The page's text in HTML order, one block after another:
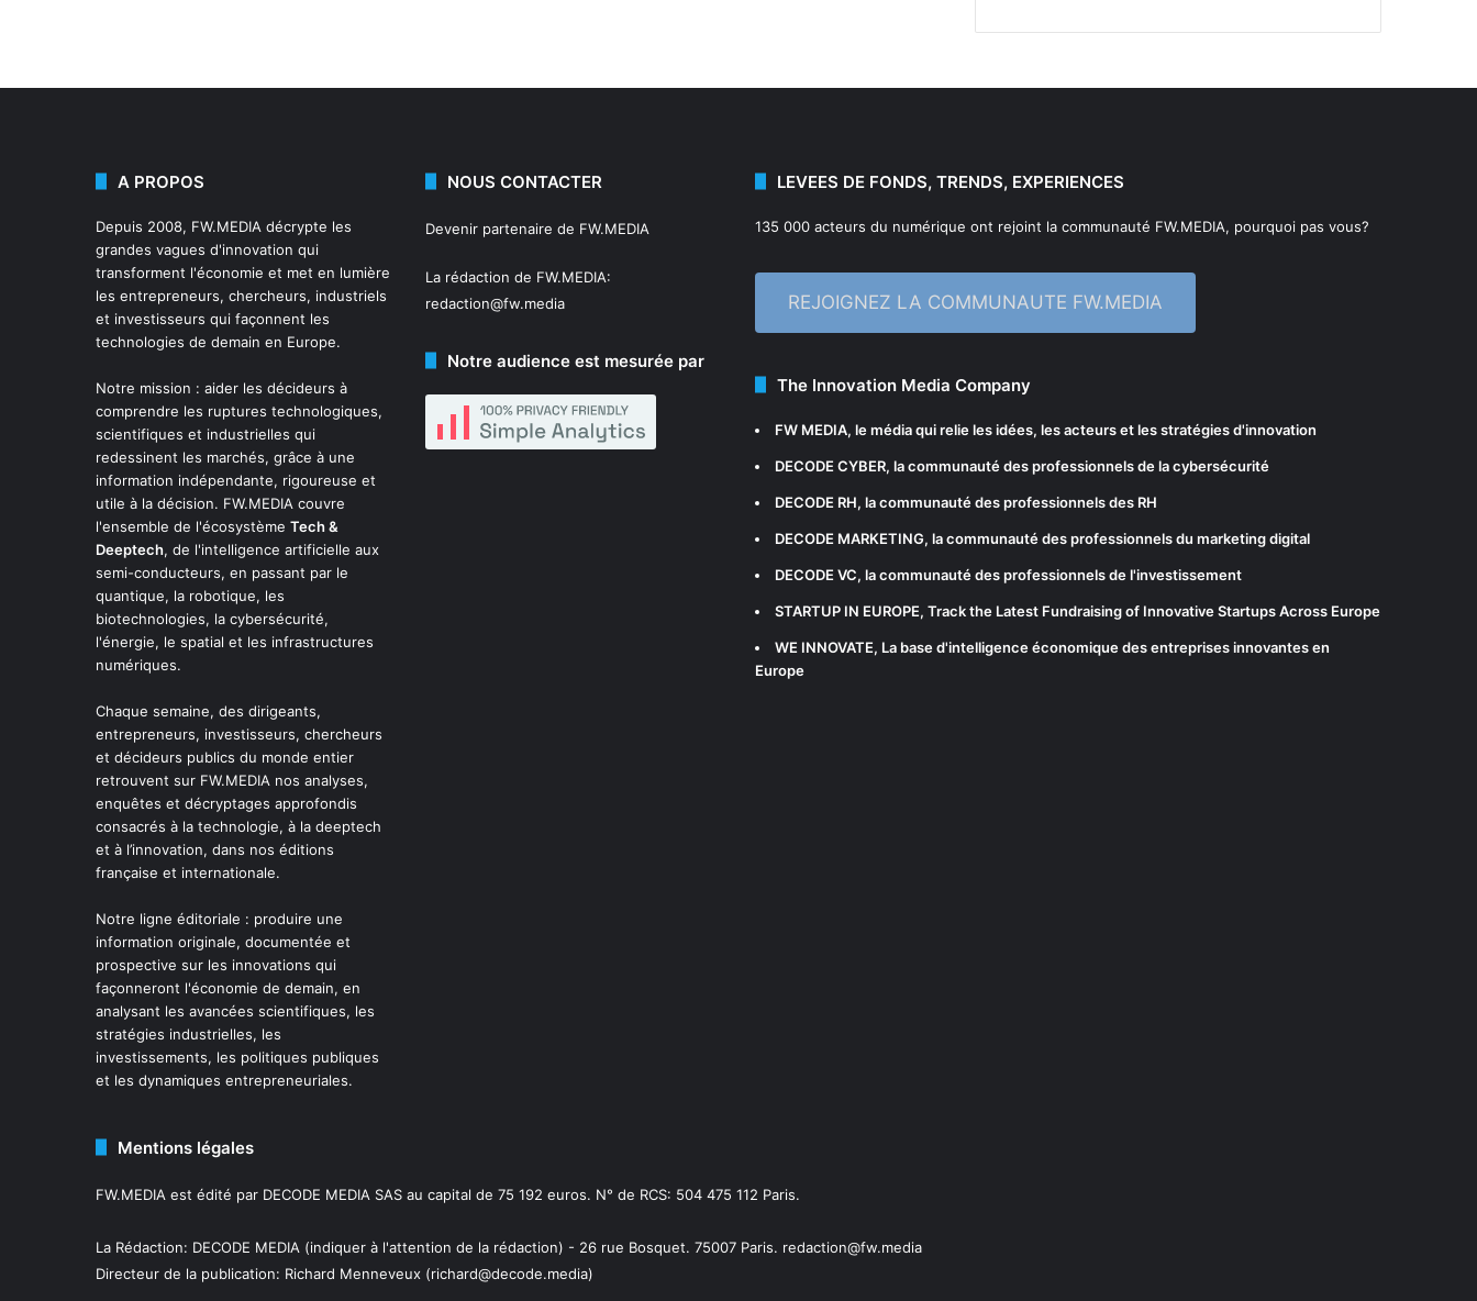
A PROPOS
Depuis 2008, FW.MEDIA décrypte les
grandes vagues d'innovation qui
transforment l'économie et met en lumière
les entrepreneurs, chercheurs, industriels
et investisseurs qui façonnent les
technologies de demain en Europe.
Notre mission : aider les décideurs à
comprendre les ruptures technologiques,
scientifiques et industrielles qui
redessinent les marchés, grâce à une
information indépendante, rigoureuse et
utile à la décision. FW.MEDIA couvre
l'ensemble de l'écosystème Tech &
Deeptech, de l'intelligence artificielle aux
semi-conducteurs, en passant par le
quantique, la robotique, les
biotechnologies, la cybersécurité,
l'énergie, le spatial et les infrastructures
numériques.
Chaque semaine, des dirigeants,
entrepreneurs, investisseurs, chercheurs
et décideurs publics du monde entier
retrouvent sur FW.MEDIA nos analyses,
enquêtes et décryptages approfondis
consacrés à la technologie, à la deeptech
et à l’innovation, dans nos éditions
française et internationale.
Notre ligne éditoriale : produire une
information originale, documentée et
prospective sur les innovations qui
façonneront l'économie de demain, en
analysant les avancées scientifiques, les
stratégies industrielles, les
investissements, les politiques publiques
et les dynamiques entrepreneuriales.
NOUS CONTACTER
Devenir partenaire de FW.MEDIA
La rédaction de FW.MEDIA:
redaction@fw.media
Notre audience est mesurée par
LEVEES DE FONDS, TRENDS, EXPERIENCES
135 000 acteurs du numérique ont rejoint la communauté FW.MEDIA, pourquoi pas vous?
REJOIGNEZ LA COMMUNAUTE FW.MEDIA
The Innovation Media Company
FW MEDIA, le média qui relie les idées, les acteurs et les stratégies d'innovation
DECODE CYBER, la communauté des professionnels de la cybersécurité
DECODE RH, la communauté des professionnels des RH
DECODE MARKETING, la communauté des professionnels du marketing digital
DECODE VC, la communauté des professionnels de l'investissement
STARTUP IN EUROPE, Track the Latest Fundraising of Innovative Startups Across Europe
WE INNOVATE, La base d'intelligence économique des entreprises innovantes en
Europe
Mentions légales
FW.MEDIA est édité par DECODE MEDIA SAS au capital de 75 192 euros. N° de RCS: 504 475 112 Paris.
La Rédaction: DECODE MEDIA (indiquer à l'attention de la rédaction) - 26 rue Bosquet. 75007 Paris. redaction@fw.media
Directeur de la publication: Richard Menneveux (richard@decode.media)